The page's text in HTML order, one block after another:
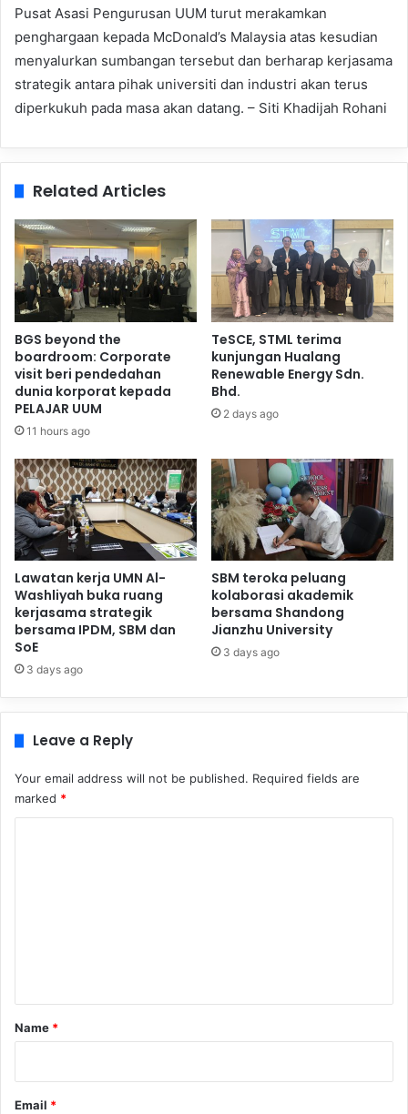
Pusat Asasi Pengurusan UUM turut merakamkan
penghargaan kepada McDonald’s Malaysia atas kesudian
menyalurkan sumbangan tersebut dan berharap kerjasama
strategik antara pihak universiti dan industri akan terus
diperkukuh pada masa akan datang. – Siti Khadijah Rohani
Related Articles
BGS beyond the
boardroom: Corporate
visit beri pendedahan
dunia korporat kepada
PELAJAR UUM
11 hours ago
TeSCE, STML terima
kunjungan Hualang
Renewable Energy Sdn.
Bhd.
2 days ago
Lawatan kerja UMN Al-
Washliyah buka ruang
kerjasama strategik
bersama IPDM, SBM dan
SoE
3 days ago
SBM teroka peluang
kolaborasi akademik
bersama Shandong
Jianzhu University
3 days ago
Leave a Reply
Your email address will not be published. Required fields are
marked *
*
Name *
Email *